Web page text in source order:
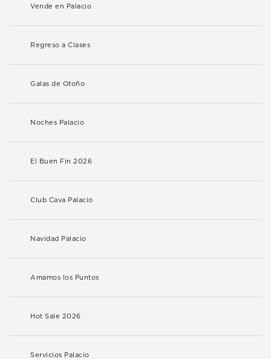
Vende en Palacio
Regreso a Clases
Galas de Otoño
Noches Palacio
El Buen Fin 2026
Club Cava Palacio
Navidad Palacio
Amamos los Puntos
Hot Sale 2026
Servicios Palacio